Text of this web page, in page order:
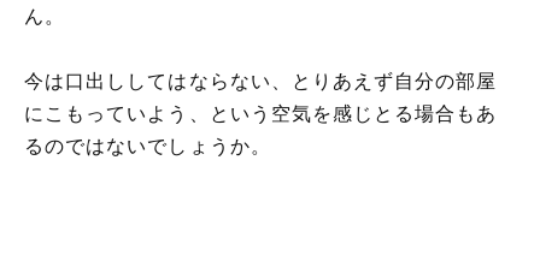
ん。
今は口出ししてはならない、とりあえず自分の部屋
にこもっていよう、という空気を感じとる場合もあ
るのではないでしょうか。